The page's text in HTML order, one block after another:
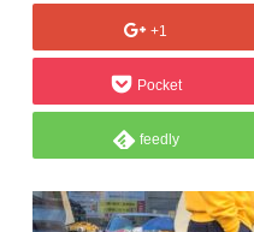
+1
Pocket
feedly